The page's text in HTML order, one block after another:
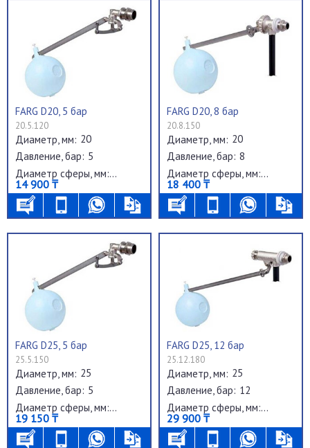
FARG D20, 5 бар
20.5.120
Диаметр, мм: 20
Давление, бар: 5
Диаметр сферы, мм:
14 900 ₸
FARG D20, 8 бар
20.8.150
Диаметр, мм: 20
Давление, бар: 8
Диаметр сферы, мм:
18 400 ₸
FARG D25, 5 бар
25.5.150
Диаметр, мм: 25
Давление, бар: 5
Диаметр сферы, мм:
19 150 ₸
FARG D25, 12 бар
25.12.180
Диаметр, мм: 25
Давление, бар: 12
Диаметр сферы, мм:
29 900 ₸